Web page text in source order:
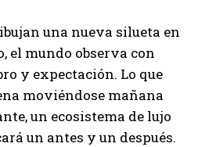
una nueva silueta en
el mundo observa con
y expectación. Lo que
moviéndose mañana
un ecosistema de lujo
un antes y un después.